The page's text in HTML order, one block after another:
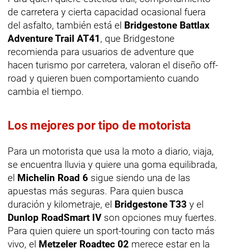
de carretera y cierta capacidad ocasional fuera
del asfalto, también está el Bridgestone Battlax
Adventure Trail AT41, que Bridgestone
recomienda para usuarios de adventure que
hacen turismo por carretera, valoran el diseño off-
road y quieren buen comportamiento cuando
cambia el tiempo.
Los mejores por tipo de motorista
Para un motorista que usa la moto a diario, viaja,
se encuentra lluvia y quiere una goma equilibrada,
el Michelin Road 6 sigue siendo una de las
apuestas más seguras. Para quien busca
duración y kilometraje, el Bridgestone T33 y el
Dunlop RoadSmart IVson opciones muy fuertes.
Para quien quiere un sport-touring con tacto más
vivo, el Metzeler Roadtec 02 merece estar en la